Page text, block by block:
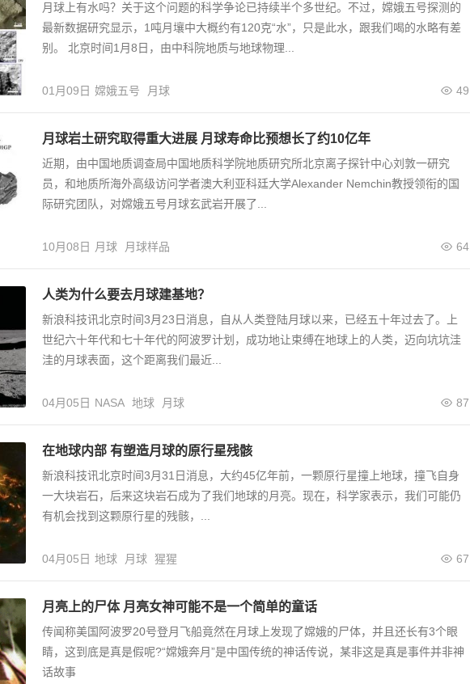
月球上有水吗？关于这个问题的科学争论已持续半个多世纪。不过，嫦娥五号探测的
最新数据研究显示，1吨月壤中大概约有120克“水”，只是此水，跟我们喝的水略有差
别。 北京时间1月8日，由中科院地质与地球物理...
01月09日 49
嫦娥五号 月球
月球岩土研究取得重大进展 月球寿命比预想长了约10亿年
近期，由中国地质调查局中国地质科学院地质研究所北京离子探针中心刘敦一研究
员，和地质所海外高级访问学者澳大利亚科廷大学Alexander Nemchin教授领衔的国
际研究团队，对嫦娥五号月球玄武岩开展了...
10月08日 64
月球 月球样品
人类为什么要去月球建基地？
新浪科技讯北京时间3月23日消息，自从人类登陆月球以来，已经五十年过去了。上
世纪六十年代和七十年代的阿波罗计划，成功地让束缚在地球上的人类，迈向坑坑洼
洼的月球表面，这个距离我们最近...
04月05日 87
NASA 地球 月球
在地球内部 有塑造月球的原行星残骸
新浪科技讯北京时间3月31日消息，大约45亿年前，一颗原行星撞上地球，撞飞自身
一大块岩石，后来这块岩石成为了我们地球的月亮。现在，科学家表示，我们可能仍
有机会找到这颗原行星的残骸，...
04月05日 67
地球 月球 猩猩
月亮上的尸体 月亮女神可能不是一个简单的童话
传闻称美国阿波罗20号登月飞船竟然在月球上发现了嫦娥的尸体，并且还长有3个眼
睛，这到底是真是假呢?“嫦娥奔月”是中国传统的神话传说，某非这是真是事件并非神
话故事